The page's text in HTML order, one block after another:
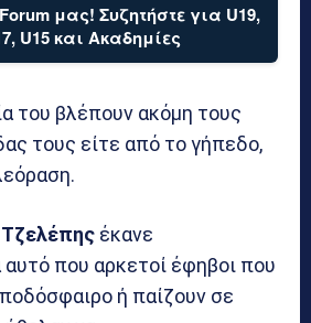
μας! Συζητήστε για U19,
U15 και Ακαδημίες
του βλέπουν ακόμη τους
τους είτε από το γήπεδο,
έκανε
που αρκετοί έφηβοι που
ή παίζουν σε